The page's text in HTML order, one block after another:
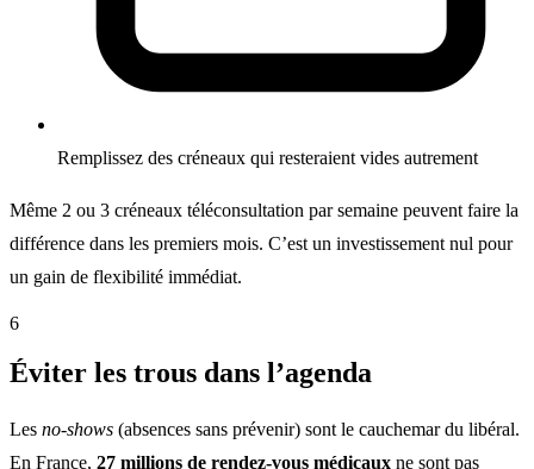
Remplissez des créneaux qui resteraient vides autrement
Même 2 ou 3 créneaux téléconsultation par semaine peuvent faire la
différence dans les premiers mois. C’est un investissement nul pour
un gain de flexibilité immédiat.
6
Éviter les trous dans l’agenda
Les no-shows (absences sans prévenir) sont le cauchemar du libéral.
En France, 27 millions de rendez-vous médicaux ne sont pas